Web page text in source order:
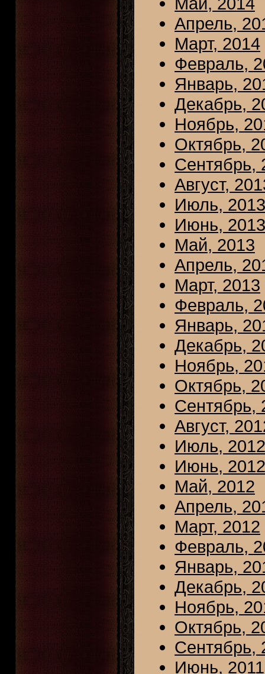
Апрель,
Март, 2014
Февраль,
Январь,
Декабрь,
Ноябрь,
Октябрь,
Сентябрь,
Август,
Июль, 2013
Июнь, 2013
Май, 2013
Апрель,
Март, 2013
Февраль,
Январь,
Декабрь,
Ноябрь,
Октябрь,
Сентябрь,
Август,
Июль, 2012
Июнь, 2012
Май, 2012
Апрель,
Март, 2012
Февраль,
Январь,
Декабрь,
Ноябрь,
Октябрь,
Сентябрь,
Июнь, 2011